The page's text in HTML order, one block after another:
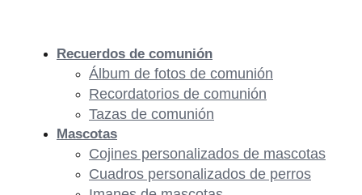
Recuerdos de comunión
Álbum de fotos de comunión
Recordatorios de comunión
Tazas de comunión
Mascotas
Cojines personalizados de mascotas
Cuadros personalizados de perros